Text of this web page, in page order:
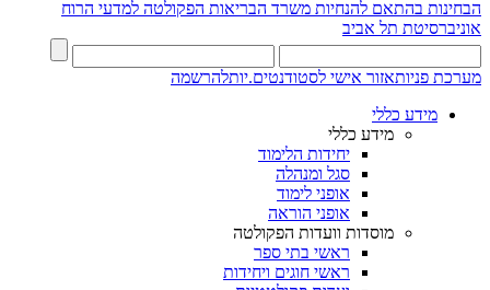
הבחינות בהתאם להנחיות משרד הבריאות הפקולטה למדעי הרוח
אוניברסיטת תל אביב
מערכת פניותאזור אישי לסטודנטים.יותלהרשמה
מידע כללי
מידע כללי
יחידות הלימוד
סגל ומנהלה
אופני לימוד
אופני הוראה
מוסדות וועדות הפקולטה
ראשי בתי ספר
ראשי חוגים ויחידות